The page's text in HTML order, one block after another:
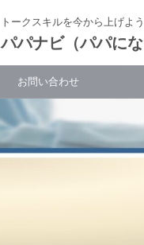
トークスキルを今から上げよう
パパナビ（パパに
お問い合わせ